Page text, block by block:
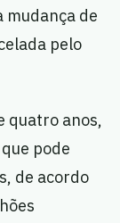
mudança de
pelo
quatro anos,
pode
de acordo